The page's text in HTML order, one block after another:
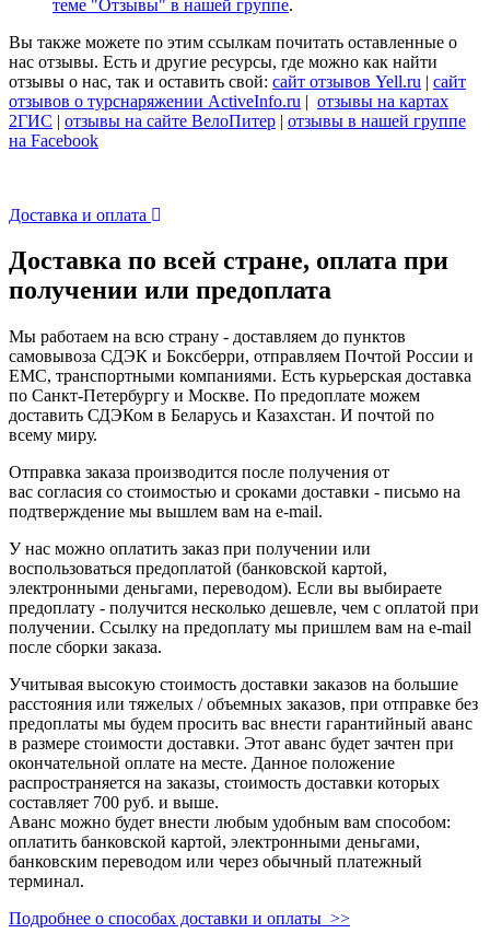
теме "Отзывы" в нашей группе.
Вы также можете по этим ссылкам почитать оставленные о
нас отзывы. Есть и другие ресурсы, где можно как найти
отзывы о нас, так и оставить свой: сайт отзывов Yell.ru | сайт
отзывов о турснаряжении ActiveInfo.ru | отзывы на картах
2ГИС | отзывы на сайте ВелоПитер | отзывы в нашей группе
на Facebook
Доставка и оплата
Доставка по всей стране, оплата при
получении или предоплата
Мы работаем на всю страну - доставляем до пунктов
самовывоза СДЭК и Боксберри, отправляем Почтой России и
ЕМС, транспортными компаниями. Есть курьерская доставка
по Санкт-Петербургу и Москве. По предоплате можем
доставить СДЭКом в Беларусь и Казахстан. И почтой по
всему миру.
Отправка заказа производится после получения от
вас согласия со стоимостью и сроками доставки - письмо на
подтверждение мы вышлем вам на e-mail.
У нас можно оплатить заказ при получении или
воспользоваться предоплатой (банковской картой,
электронными деньгами, переводом). Если вы выбираете
предоплату - получится несколько дешевле, чем с оплатой при
получении. Ссылку на предоплату мы пришлем вам на e-mail
после сборки заказа.
Учитывая высокую стоимость доставки заказов на большие
расстояния или тяжелых / объемных заказов, при отправке без
предоплаты мы будем просить вас внести гарантийный аванс
в размере стоимости доставки. Этот аванс будет зачтен при
окончательной оплате на месте. Данное положение
распространяется на заказы, стоимость доставки которых
составляет 700 руб. и выше.
Аванс можно будет внести любым удобным вам способом:
оплатить банковской картой, электронными деньгами,
банковским переводом или через обычный платежный
терминал.
Подробнее о способах доставки и оплаты >>